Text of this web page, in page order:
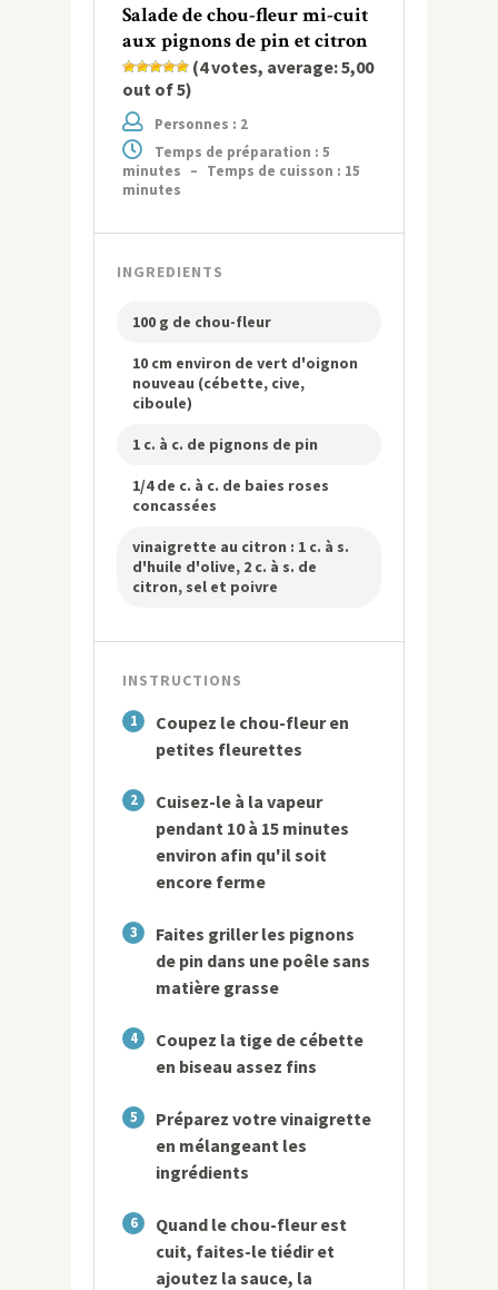
Salade de chou-fleur mi-cuit
aux pignons de pin et citron
(4votes, average:5,00
out of 5)
Personnes : 2
Temps de préparation : 5
minutes – Temps de cuisson : 15
minutes
INGREDIENTS
100 g de chou-fleur
10 cm environ de vert d'oignon
nouveau (cébette, cive,
ciboule)
1 c. à c. de pignons de pin
1/4 de c. à c. de baies roses
concassées
vinaigrette au citron : 1 c. à s.
d'huile d'olive, 2 c. à s. de
citron, sel et poivre
INSTRUCTIONS
1
Coupez le chou-fleur en
petites fleurettes
2
Cuisez-le à la vapeur
pendant 10 à 15 minutes
environ afin qu'il soit
encore ferme
3
Faites griller les pignons
de pin dans une poêle sans
matière grasse
4
Coupez la tige de cébette
en biseau assez fins
5
Préparez votre vinaigrette
en mélangeant les
ingrédients
6
Quand le chou-fleur est
cuit, faites-le tiédir et
ajoutez la sauce, la